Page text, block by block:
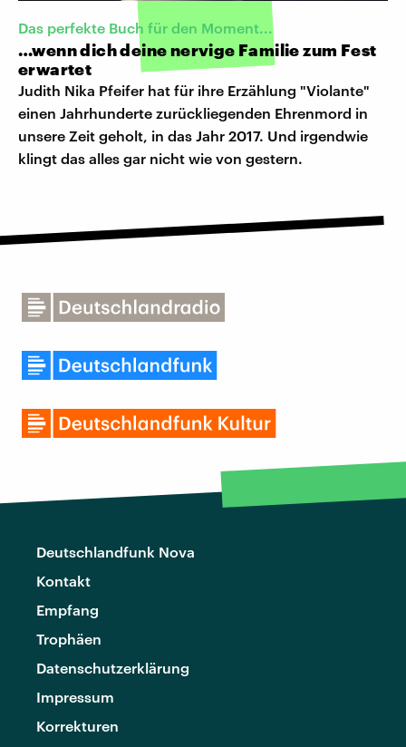
Das perfekte Buch für den Moment...
…wenn dich deine nervige Familie zum Fest
erwartet
Judith Nika Pfeifer hat für ihre Erzählung "Violante"
einen Jahrhunderte zurückliegenden Ehrenmord in
unsere Zeit geholt, in das Jahr 2017. Und irgendwie
klingt das alles gar nicht wie von gestern.
Deutschlandfunk Nova
Kontakt
Empfang
Trophäen
Datenschutzerklärung
Impressum
Korrekturen